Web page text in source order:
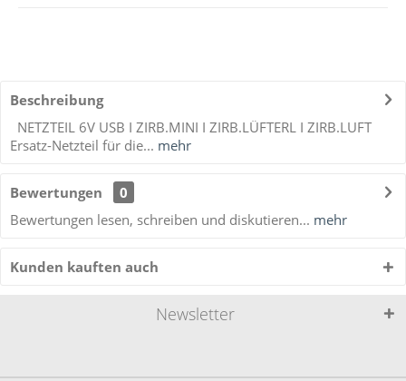
Beschreibung
NETZTEIL 6V USB I ZIRB.MINI I ZIRB.LÜFTERL I ZIRB.LUFT
Ersatz-Netzteil für die... mehr
Bewertungen
0
Bewertungen lesen, schreiben und diskutieren... mehr
Kunden kauften auch
Newsletter